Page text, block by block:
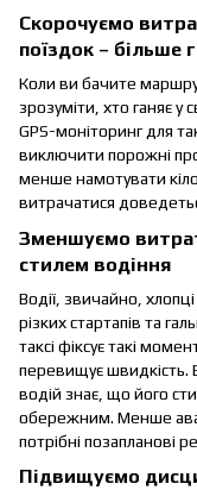
Скорочуємо
поїздок – більше
Коли ви бачите
зрозуміти, хто ганяє у
GPS-моніторинг для
виключити порожні
менше намотувати
витрачатися
Зменшуємо
стилем водіння
Водії, звичайно, хлопці
різких стартапів та
таксі фіксує такі
перевищує швидкість.
водій знає, що його
обережним. Менше
потрібні позапланові
Підвищуємо